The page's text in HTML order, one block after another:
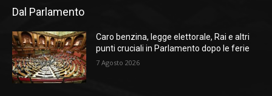
Dal Parlamento
Caro benzina, legge elettorale, Rai e altri
punti cruciali in Parlamento dopo le ferie
7 Agosto 2026